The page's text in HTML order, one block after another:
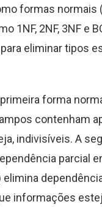
formas normais
1NF, 2NF, 3NF e
eliminar tipos
forma
contenham
indivisíveis. A
parcial
elimina
informações